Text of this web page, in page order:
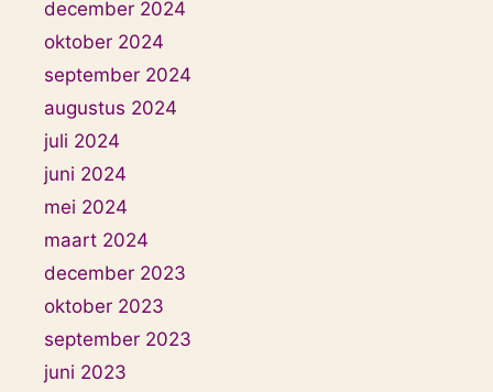
december 2024
oktober 2024
september 2024
augustus 2024
juli 2024
juni 2024
mei 2024
maart 2024
december 2023
oktober 2023
september 2023
juni 2023